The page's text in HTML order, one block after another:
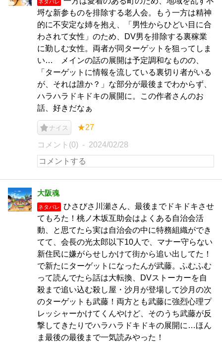
ネタバレ
埒な新参ものを排除する老人会。もう一方は精神
的に不安定な姉を抱え、「男性からひどい目に合
わされて女性」のため、DV男を排除する裏稼業
に勤しむ女性。両者が同ターゲットを狙ってしま
い… メインの話の展開は予定調和なものの、
「ターゲットに情報を流している裏切り者がいる
が、それは誰か？」な部分が最後までわからず、
ハラハラドキドキの展開に。この作者さんのお
話、好きだなぁ
ナイス ★27
コメント(0) 2024/02/28
大阪魂
ネタバレ
ひさびさ川瀬さん、最後までドキドキさせ
てもろた！桃ノ木坂互助会はよくある自治会活
動、と思てたら実は自治会の中に特務組織ができ
てて、会長の光太郎以下10人で、マナー守らない
新住民に嫌がらせしかけて街から追い出してた！
で新たにターゲットになったんが武藤。ふむふむ
って読んでたら話は大転換、DVストーカーを自
殺まで追い込む殺し屋・沙月が登場して沙月の次
のターゲットも武藤！両方とも武藤に強烈心理プ
レッシャーかけてくんやけど、そのうち武藤が反
撃してきたりでハラハラドキドキの展開に…ほん
ま最後の最後まで一気読みやった！